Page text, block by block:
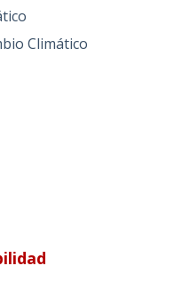
Climático